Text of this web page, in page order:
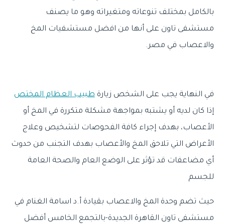
بالكامل بمختلف تنوعاته ومتغيراته وهو ما يصنف
مستشفى تاون على أنها من افضل مستشفيات المخ
والاعصاب في مصر.
في النهاية يجب على الشخص زيارة طبيب العظام المختص
إذا كان لديه أو يشتبه بمواجهة مشكلة متكررة في المخ أو
الأعصاب، بهدف إجراء كافة الفحوصات لتشخيص وعلاج
الأعراض التي تلاحق المخ والأعصاب بهدف التجنب من حدوث
أي مضاعفات قد تؤثر على الوضع العام والصحة العامة
للجسم
حيث تضم وحدة المخ والاعصاب بقيادة أ.د اسامة الغنام في
مستشفى تاون القاهرة الجديدة-بالتجمع الخامس أفضل